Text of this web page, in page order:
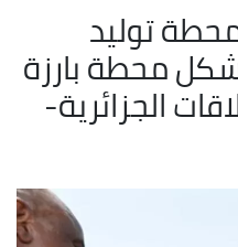
توليد
محطة بارزة
الجزائرية-